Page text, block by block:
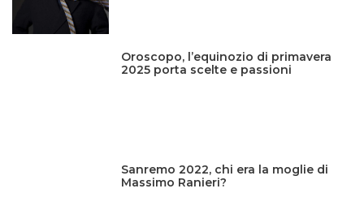
Oroscopo, l’equinozio di primavera
2025 porta scelte e passioni
Sanremo 2022, chi era la moglie di
Massimo Ranieri?